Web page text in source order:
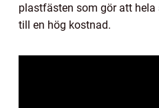
plastfästen som gör att
till en hög kostnad.